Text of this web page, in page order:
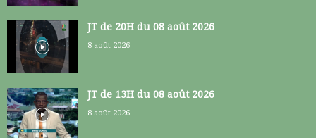
JT de 20H du 08 août 2026
8 août 2026
JT de 13H du 08 août 2026
8 août 2026